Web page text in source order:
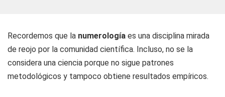
Recordemos que la numerología es una disciplina mirada
de reojo por la comunidad científica. Incluso, no se la
considera una ciencia porque no sigue patrones
metodológicos y tampoco obtiene resultados empíricos.